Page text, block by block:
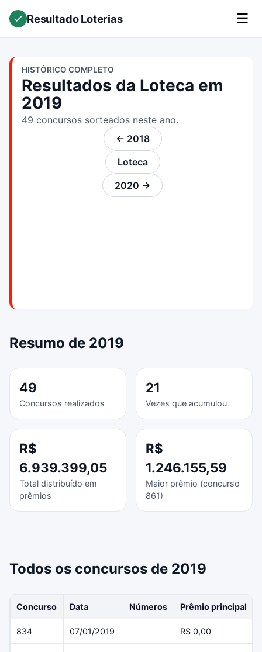
Resultado Loterias ☰
HISTÓRICO COMPLETO
Resultados da Loteca em
2019
49 concursos sorteados neste ano.
← 2018
Loteca
2020 →
Resumo de 2019
49
Concursos realizados
21
Vezes que acumulou
R$
6.939.399,05
Total distribuído em
prêmios
R$
1.246.155,59
Maior prêmio (concurso
861)
Todos os concursos de 2019
Concurso Data Números Prêmio principal
834 07/01/2019 R$ 0,00